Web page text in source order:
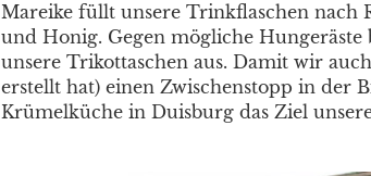
Mareike füllt unsere Trinkflaschen nach
und Honig. Gegen mögliche Hungeräste
unsere Trikottaschen aus. Damit wir
erstellt hat) einen Zwischenstopp in der
Krümelküche in Duisburg das Ziel